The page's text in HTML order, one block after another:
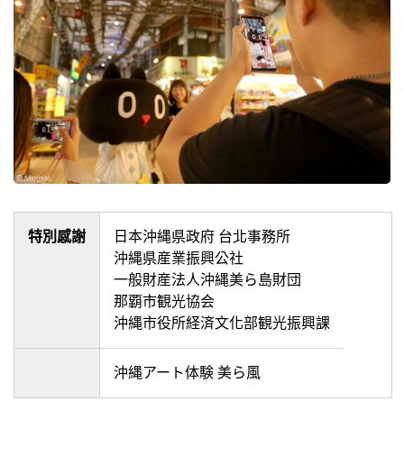
特別感謝
日本沖縄県政府 台北事務所
沖縄県産業振興公社
一般財産法人沖縄美ら島財団
那覇市観光協会
沖縄市役所経済文化部観光振興課
沖縄アート体験 美ら風